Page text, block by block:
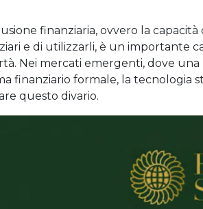
finanziaria, ovvero la
e di utilizzarli, è un importante
Nei mercati emergenti, dove
finanziario formale, la tecnologia
questo divario.